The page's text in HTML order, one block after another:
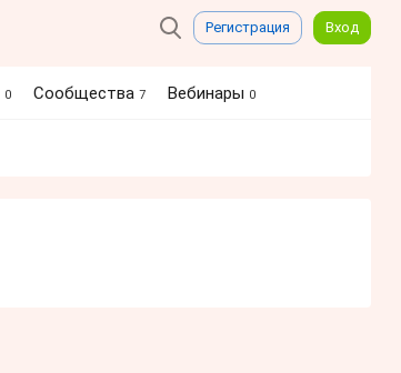
Регистрация Вход
0 Сообщества 7 Вебинары 0